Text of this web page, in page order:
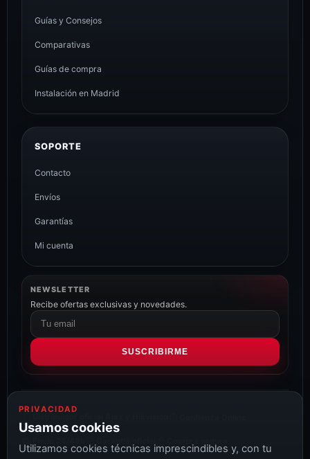
Guías y Consejos
Comparativas
Guías de compra
Instalación en Madrid
SOPORTE
Contacto
Envíos
Garantías
Mi cuenta
NEWSLETTER
Recibe ofertas exclusivas y novedades.
Correo
electrónico
SUSCRIBIRME
PRIVACIDAD
Usamos cookies
Utilizamos cookies técnicas imprescindibles y, con tu